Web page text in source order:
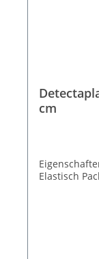
cm
Eigenschaften: Detektierbar
Elastisch